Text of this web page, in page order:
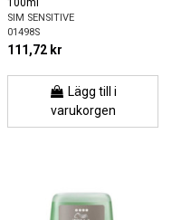
100ml
SIM SENSITIVE
01498S
111,72 kr
Lägg till i
varukorgen